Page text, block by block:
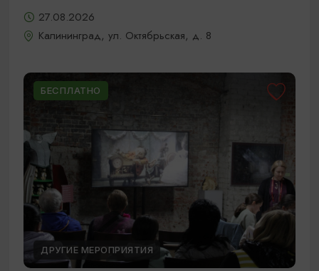
27.08.2026
Калининград, ул. Октябрьская, д. 8
БЕСПЛАТНО
ДРУГИЕ МЕРОПРИЯТИЯ